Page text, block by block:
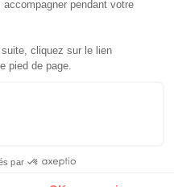
au vendredi de 9h à 18h